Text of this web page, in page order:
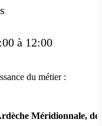
à 12:00
du métier :
Méridionnale, de